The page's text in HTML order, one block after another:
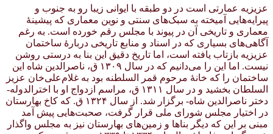
عزیزیه عمارتی است در دو طبقه با ایوانی زیبا رو به جنوب و
پیرایه‌هایی آمیخته به سبک‌های سنتی و نوین معماری که پیشینهٔ
معماری و تاریخی آن در پیوند با مجلس رقم خورده است. به رغم
آگاهی‌های بسیاری که در اسناد و منابع تاریخی دربارهٔ ساختمان
عزیزیه بازتاب یافته است، اما تاریخ دقیق این بنا به درستی روشن
نیست. اما این را می‌دانیم که در سال ۱۳۰۹ ق، ناصرالدین شاه این
ساختمان را که خانهٔ مرحوم قمر السلطنه بود به غلام‌علی‌خان عزیز
السلطان بخشید و در سال ۱۳۱۱ ق، مراسم ازدواج او با اخترالدوله-
دختر ناصرالدین شاه- بر‌گزار شد. از سال ۱۳۲۴ ق. که کاخ بهارستان
در اختیار مجلس شورای ملی قرار گرفت، صحبت‌هایی پیش آمد
مبنی بر این که دیگر بناها و زمین‌های بهارستان نیز به مجلس واگذار